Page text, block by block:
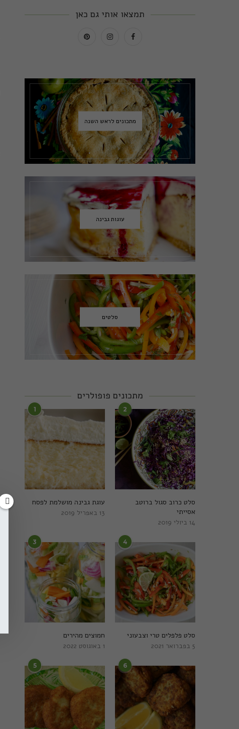
תמצאו אותי גם כאן
מתכונים לראש השנה
עוגות גבינה
סלטים
מתכונים פופולרים
1
עוגת גבינה מושלמת לפסח
13 באפריל 2019
2
סלט כרוב סגול ברוטב
אסייתי
14 ביולי 2019
3
חמוצים מהירים
1 באוגוסט 2022
4
סלט פלפלים טרי וצבעוני
5 בפברואר 2021
5 6